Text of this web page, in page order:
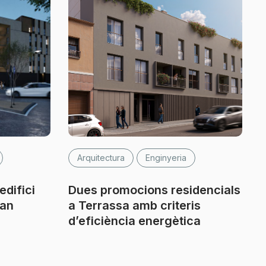
edifici
Arquitectura Enginyeria
Dues promocions residencials
a Terrassa amb criteris
d’eficiència energètica